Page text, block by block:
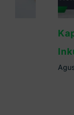
Kapan
Inkubasinya
Agustus 5th,